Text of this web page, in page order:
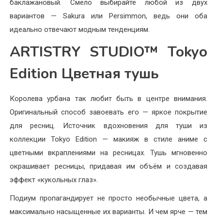
баклажановый. Смело выбирайте любой из двух
вариантов — Sakura или Persimmon, ведь они оба
идеально отвечают модным тенденциям.
ARTISTRY STUDIO™ Tokyo
Edition Цветная тушь
Королева урбана так любит быть в центре внимания.
Оригинальный способ завоевать его — яркое покрытие
для ресниц. Источник вдохновения для туши из
коллекции Tokyo Edition — макияж в стиле аниме с
цветными вкраплениями на ресницах. Тушь мгновенно
окрашивает ресницы, придавая им объём и создавая
эффект «кукольных глаз».
Подиум пропагандирует не просто необычные цвета, а
максимально насыщенные их варианты. И чем ярче — тем